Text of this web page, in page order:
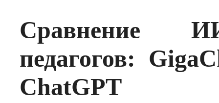
Сравнение
педагогов:
ChatGPT